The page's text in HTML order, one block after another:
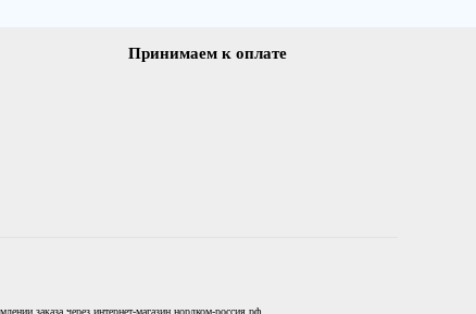
Принимаем к оплате
заказа через интернет-магазин нордком-россия.рф.